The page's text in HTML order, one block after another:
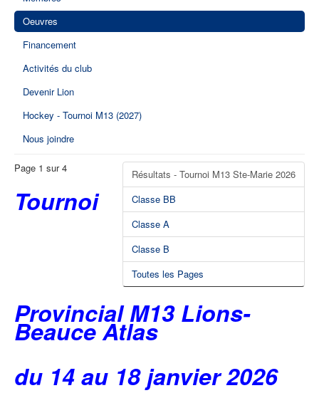
Oeuvres
Financement
Activités du club
Devenir Lion
Hockey - Tournoi M13 (2027)
Nous joindre
Résultats - Tournoi M13 Ste-Marie 2026
Classe BB
Classe A
Classe B
Toutes les Pages
Page 1 sur 4
Tournoi
Provincial M13 Lions-
Beauce Atlas
du 14 au 18 janvier 2026